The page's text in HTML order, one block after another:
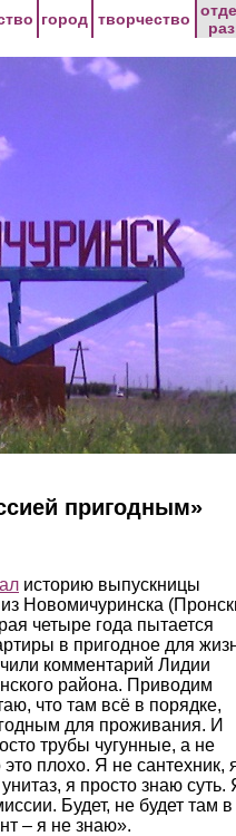
город творчество
пригодным»
историю выпускницы
Новомичуринска
четыре года пытается
в пригодное для
комментарий Лидии
района. Приводим
что там всё в порядке,
для проживания. И
трубы чугунные, а не
плохо. Я не сантехник,
унитаз, я просто знаю суть.
Будет, не будет там в
– я не знаю».